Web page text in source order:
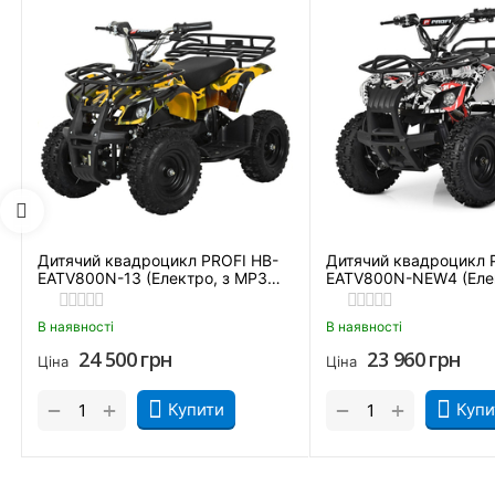
Дитячий квадроцикл PROFI HB-
EATV800N-13 (Електро, з MP3
плеєром)
В наявності
Ціна 24 500грн
Купити
+
−
Дитячий квадроцикл
EATV800N-NEW4
MP3 плеєром)
В наявності
Ціна 23 960грн
+
−